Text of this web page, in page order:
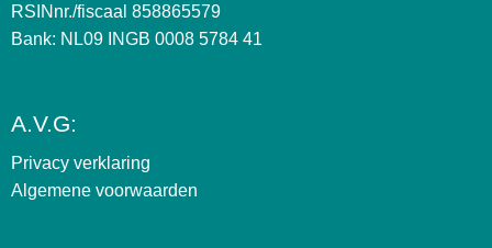
RSINnr./fiscaal 858865579
Bank: NL09 INGB 0008 5784 41
A.V.G:
Privacy verklaring
Algemene voorwaarden